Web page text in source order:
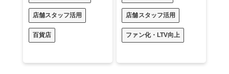
店舗スタッフ活用
百貨店
店舗スタッフ活用
ファン化・LTV向上